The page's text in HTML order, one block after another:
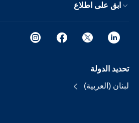
ابق على اطلاع
تحديد الدولة
لبنان (العربية)